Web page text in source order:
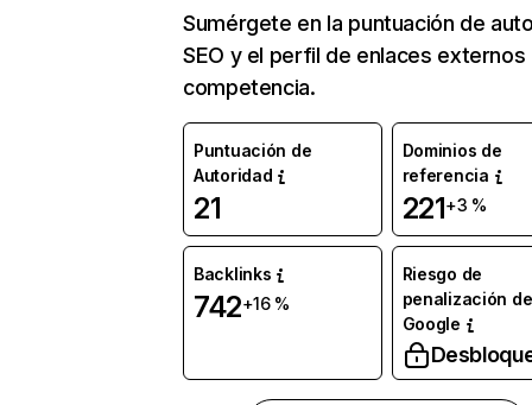
Sumérgete en la puntuación de
SEO y el perfil de enlaces externos
competencia.
Puntuación de
Autoridad
21
Dominios de
referencia
221+3 %
Backlinks
742+16 %
Riesgo de
penalización de
Google